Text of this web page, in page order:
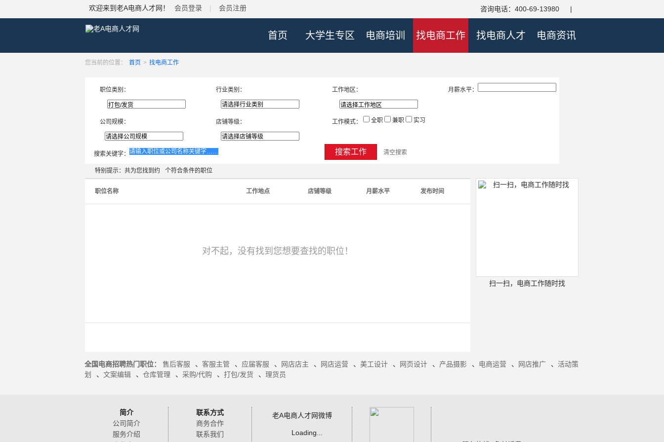
欢迎来到老A电商人才网！ 会员登录 | 会员注册 咨询电话：400-69-13980 |
首页 大学生专区 电商培训 找电商工作 找电商人才 电商资讯
您当前的位置： 首页 > 找电商工作
职位类别： 行业类别： 工作地区： 月薪水平：
公司规模： 店铺等级： 工作模式： 全职 兼职 实习
搜索关键字： 搜索工作 清空搜索
特别提示：共为您找到约 个符合条件的职位
职位名称 工作地点 店铺等级 月薪水平 发布时间
对不起，没有找到您想要查找的职位！
扫一扫，电商工作随时找
全国电商招聘热门职位： 售后客服 、 客服主管 、 应届客服 、 网店店主 、 网店运营 、 美工设计 、 网页设计 、 产品摄影 、 电商运营 、 网店推广 、 活动策
划
、 文案编辑 、 仓库管理 、 采购/代购 、 打包/发货 、 理货员
简介
公司简介
服务介绍
联系方式
商务合作
联系我们
老A电商人才网微博
Loading...